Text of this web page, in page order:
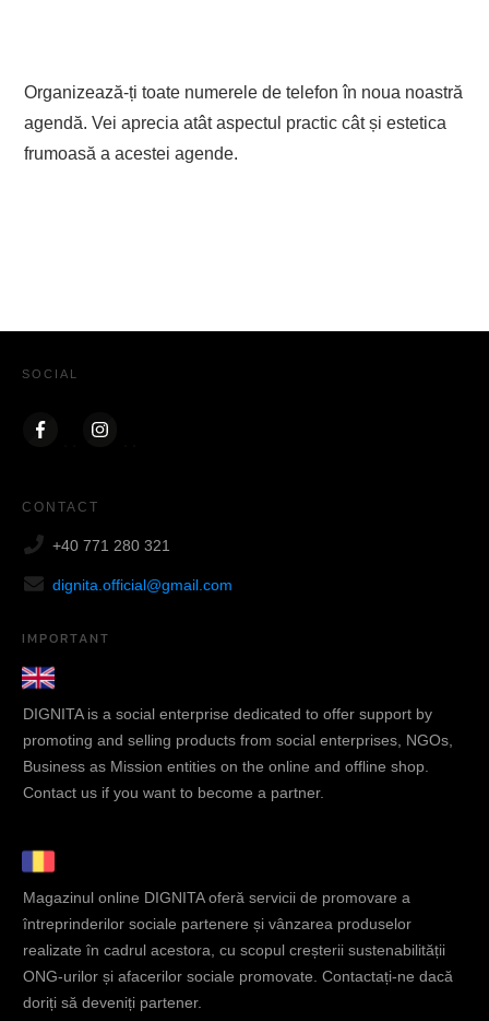
Organizează-ți toate numerele de telefon în noua noastră
agendă. Vei aprecia atât aspectul practic cât și estetica
frumoasă a acestei agende.
SOCIAL
CONTACT
+40 771 280 321
dignita.official@gmail.com
IMPORTANT
DIGNITA is a social enterprise dedicated to offer support by
promoting and selling products from social enterprises, NGOs,
Business as Mission entities on the online and offline shop.
Contact us if you want to become a partner.
Magazinul online DIGNITA oferă servicii de promovare a
întreprinderilor sociale partenere și vânzarea produselor
realizate în cadrul acestora, cu scopul creșterii sustenabilității
ONG-urilor și afacerilor sociale promovate. Contactați-ne dacă
doriți să deveniți partener.